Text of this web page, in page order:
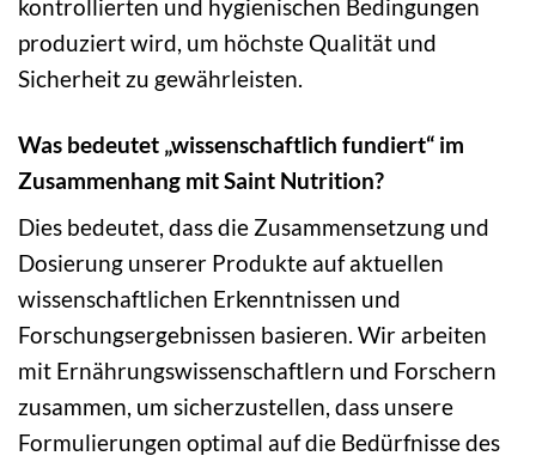
kontrollierten und hygienischen Bedingungen
produziert wird, um höchste Qualität und
Sicherheit zu gewährleisten.
Was bedeutet „wissenschaftlich fundiert“ im
Zusammenhang mit Saint Nutrition?
Dies bedeutet, dass die Zusammensetzung und
Dosierung unserer Produkte auf aktuellen
wissenschaftlichen Erkenntnissen und
Forschungsergebnissen basieren. Wir arbeiten
mit Ernährungswissenschaftlern und Forschern
zusammen, um sicherzustellen, dass unsere
Formulierungen optimal auf die Bedürfnisse des